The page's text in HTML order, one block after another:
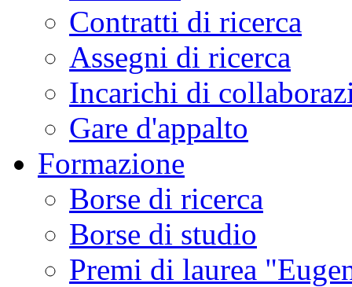
Contratti di ricerca
Assegni di ricerca
Incarichi di
Gare d'appalto
Formazione
Borse di ricerca
Borse di studio
Premi di laurea